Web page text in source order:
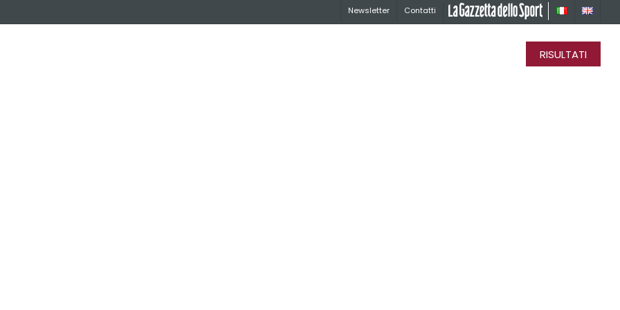
Newsletter Contatti La Gazzetta dello Sport
RISULTATI